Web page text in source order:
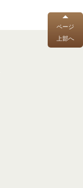
ページ
上部へ